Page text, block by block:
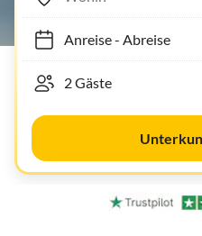
Anreise- Abreise